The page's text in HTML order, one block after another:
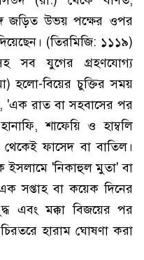
জড়িত উভয় পক্ষের ওপর
(তিরমিজি: ১১১৯)
সব যুগের গ্রহণযোগ্য
হলো-বিয়ের চুক্তির সময়
'এক রাত বা সহবাসের পর
শাফেয়ি ও হাম্বলি
ফাসেদ বা বাতিল।
ইসলামে 'নিকাহুল মুতা' বা
সপ্তাহ বা কয়েক দিনের
এবং মক্কা বিজয়ের পর
হারাম ঘোষণা করা